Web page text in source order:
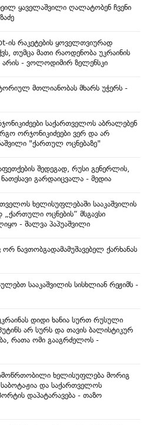
ყაველაშვილი ღალატობენ ჩვენი
ის რაკეტების ყოველთვიურად
თუმცა მათი რაოდენობა უკრაინის
არის - ვოლოდიმირ ზელენსკი
მთლიანობას მხარს უჭერს -
საქართველოს აბრალებენ
ორჯონიკიძეები ვერ და არ
"ქართულ ოცნებაზე"
შედეგად, რუსი გენერლის,
გარდაიცვალა - მედია
ხელისუფლებაში სააკაშვილის
ოცნების“ მსგავსი
- შალვა პაპუაშვილი
ორ ნავთობგადამამუშავებელ ქარხანას
სააკაშვილის სისხლიან რეჟიმს -
დიდი ხანია სურთ რუსული
არ სურს და თავის ბალისტიკურ
რათა ომი გააგრძელოს -
ხელისუფლება მორიგ
და საქართველოს
დაპატარავება - თაზო